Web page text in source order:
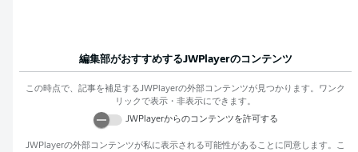
編集部がおすすめするJWPlayerのコンテンツ
この時点で、記事を補足するJWPlayerの外部コンテンツが見つかります。ワンク
リックで表示・非表示にできます。
JWPlayerからのコンテンツを許可する
JWPlayerの外部コンテンツが私に表示される可能性があることに同意します。こ